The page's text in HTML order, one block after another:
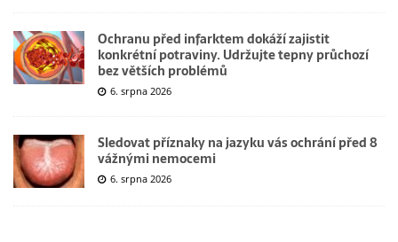
Ochranu před infarktem dokáží zajistit
konkrétní potraviny. Udržujte tepny průchozí
bez větších problémů
6. srpna 2026
Sledovat příznaky na jazyku vás ochrání před 8
vážnými nemocemi
6. srpna 2026